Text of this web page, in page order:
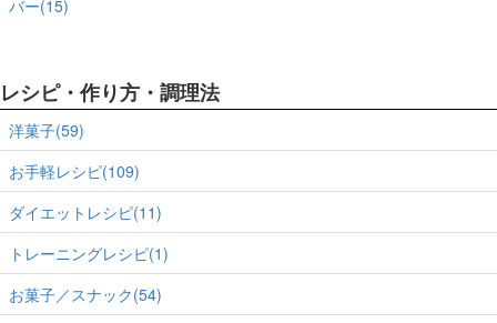
バー(15)
レシピ・作り方・調理法
洋菓子(59)
お手軽レシピ(109)
ダイエットレシピ(11)
トレーニングレシピ(1)
お菓子／スナック(54)